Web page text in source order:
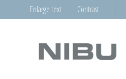
Enlarge text Contrast